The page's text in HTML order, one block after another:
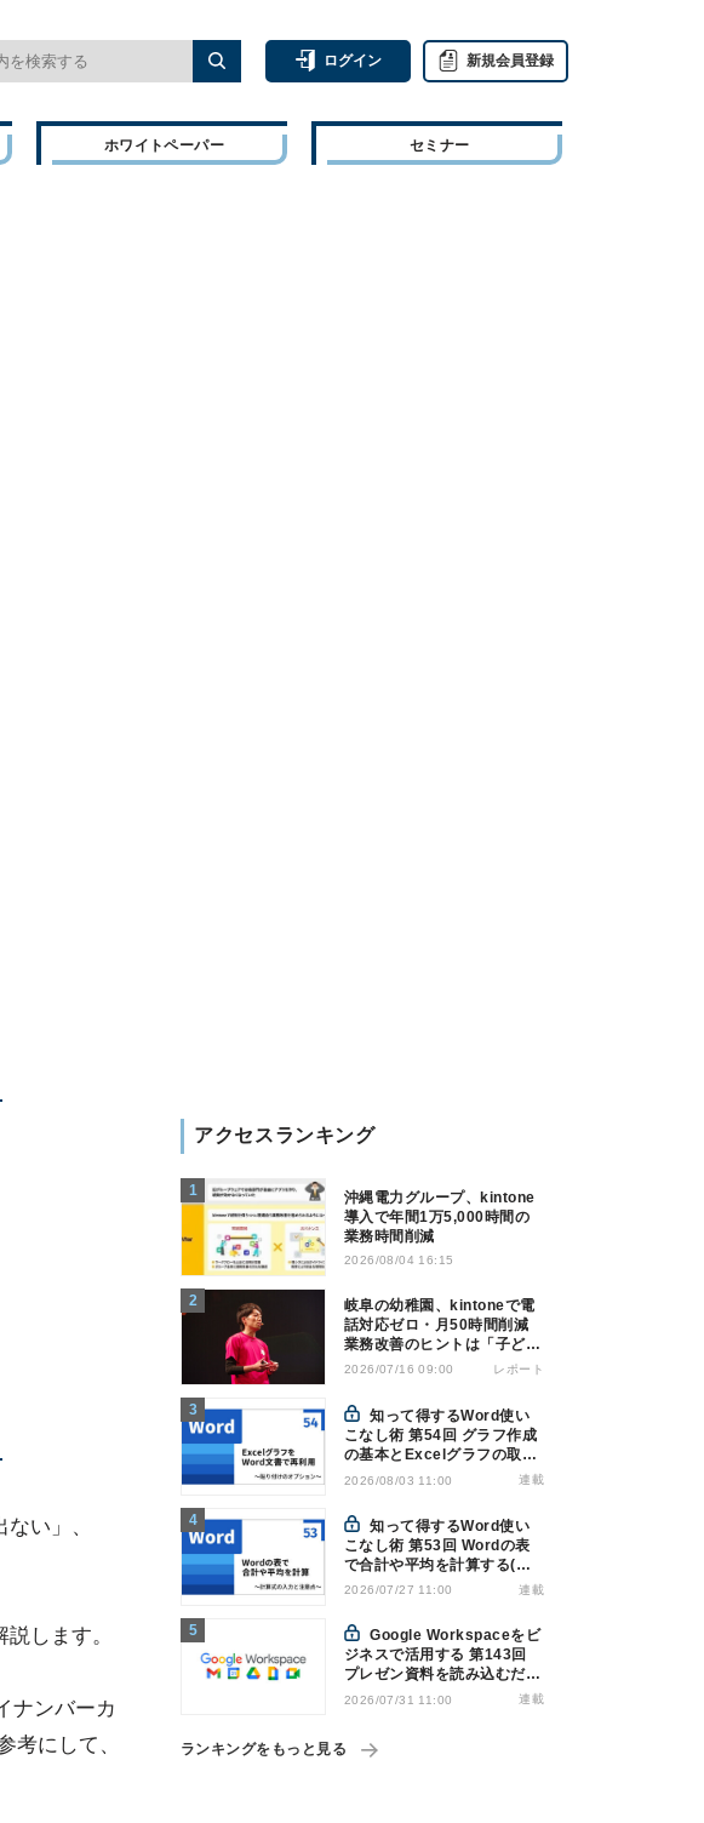
ログイン 新規会員登録
ホワイトペーパー セミナー
い」、
します。
ナンバーカ
考にして、
アクセスランキング
沖縄電力グループ、kintone
導入で年間1万5,000時間の
業務時間削減
2026/08/04 16:15
岐阜の幼稚園、kintoneで電
話対応ゼロ・月50時間削減
業務改善のヒントは「子ども
の遊び」
2026/07/16 09:00 レポート
知って得するWord使い
こなし術 第54回 グラフ作成
の基本とExcelグラフの取り
込み方法
2026/08/03 11:00 連載
知って得するWord使い
こなし術 第53回 Wordの表
で合計や平均を計算する(関
数の入力)
2026/07/27 11:00 連載
Google Workspaceをビ
ジネスで活用する 第143回
プレゼン資料を読み込むだけ
でナレーション付き動画を作
2026/07/31 11:00 連載
ランキングをもっと見る